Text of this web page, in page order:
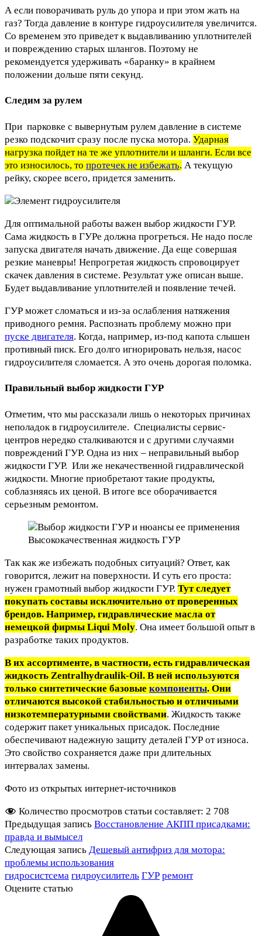
А если поворачивать руль до упора и при этом жать на
газ? Тогда давление в контуре гидроусилителя увеличится.
Со временем это приведет к выдавливанию уплотнителей
и повреждению старых шлангов. Поэтому не
рекомендуется удерживать «баранку» в крайнем
положении дольше пяти секунд.
Следим за рулем
При парковке с вывернутым рулем давление в системе
резко подскочит сразу после пуска мотора. Ударная
нагрузка пойдет на те же уплотнители и шланги. Если все
это износилось, то протечек не избежать. А текущую
рейку, скорее всего, придется заменить.
Для оптимальной работы важен выбор жидкости ГУР.
Сама жидкость в ГУРе должна прогреться. Не надо после
запуска двигателя начать движение. Да еще совершая
резкие маневры! Непрогретая жидкость спровоцирует
скачек давления в системе. Результат уже описан выше.
Будет выдавливание уплотнителей и появление течей.
ГУР может сломаться и из-за ослабления натяжения
приводного ремня. Распознать проблему можно при
пуске двигателя. Когда, например, из-под капота слышен
противный писк. Его долго игнорировать нельзя, насос
гидроусилителя сломается. А это очень дорогая поломка.
Правильный выбор жидкости ГУР
Отметим, что мы рассказали лишь о некоторых причинах
неполадок в гидроусилителе. Специалисты сервис-
центров нередко сталкиваются и с другими случаями
повреждений ГУР. Одна из них – неправильный выбор
жидкости ГУР. Или же некачественной гидравлической
жидкости. Многие приобретают такие продукты,
соблазняясь их ценой. В итоге все оборачивается
серьезным ремонтом.
Высококачественная жидкость ГУР
Так как же избежать подобных ситуаций? Ответ, как
говорится, лежит на поверхности. И суть его проста:
нужен грамотный выбор жидкости ГУР. Тут следует
покупать составы исключительно от проверенных
брендов. Например, гидравлические масла от
немецкой фирмы Liqui Moly. Она имеет большой опыт в
разработке таких продуктов.
В их ассортименте, в частности, есть гидравлическая
жидкость Zentralhydraulik-Oil. В ней используются
только синтетические базовые компоненты. Они
отличаются высокой стабильностью и отличными
низкотемпературными свойствами. Жидкость также
содержит пакет уникальных присадок. Последние
обеспечивают надежную защиту деталей ГУР от износа.
Это свойство сохраняется даже при длительных
интервалах замены.
Фото из открытых интернет-источников
Количество просмотров статьи составляет: 2 708
Предыдущая запись Восстановление АКПП присадками:
правда и вымысел
Следующая запись Дешевый антифриз для мотора:
проблемы использования
гидросистсема гидроусилитель ГУР ремонт
Оцените статью